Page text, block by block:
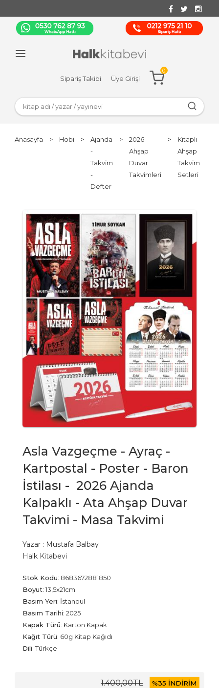
Sipariş Takibi Üye Girişi
0
Anasayfa > Hobi >
Ajanda
-
Takvim
-
Defter
>
2026
Ahşap
Duvar
Takvimleri
>
Kitaplı
Ahşap
Takvim
Setleri
Asla Vazgeçme - Ayraç -
Kartpostal - Poster - Baron
İstilası - 2026 Ajanda
Kalpaklı - Ata Ahşap Duvar
Takvimi - Masa Takvimi
Yazar : Mustafa Balbay
Halk Kitabevi
Stok Kodu: 8683672881850
Boyut: 13,5x21cm
Basım Yeri: İstanbul
Basım Tarihi: 2025
Kapak Türü: Karton Kapak
Kağıt Türü: 60g Kitap Kağıdı
Dili:Türkçe
1.400,00TL %35 İNDİRİM